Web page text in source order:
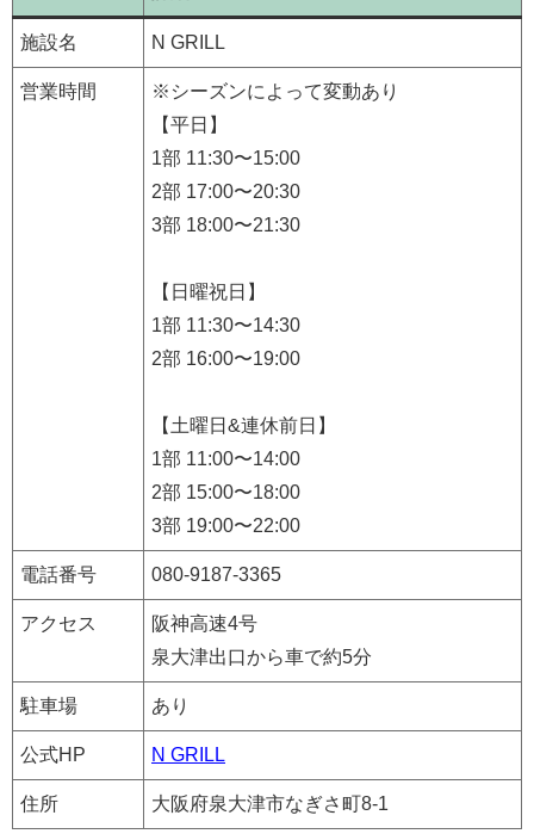
施設名 N GRILL
営業時間
※シーズンによって変動あり
【平日】
1部 11:30〜15:00
2部 17:00〜20:30
3部 18:00〜21:30
【日曜祝日】
1部 11:30〜14:30
2部 16:00〜19:00
【土曜日&連休前日】
1部 11:00〜14:00
2部 15:00〜18:00
3部 19:00〜22:00
電話番号 080-9187-3365
アクセス
阪神高速4号
泉大津出口から車で約5分
駐車場 あり
公式HP N GRILL
住所 大阪府泉大津市なぎさ町8-1